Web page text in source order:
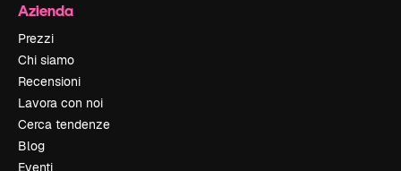
Azienda
Prezzi
Chi siamo
Recensioni
Lavora con noi
Cerca tendenze
Blog
Eventi